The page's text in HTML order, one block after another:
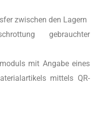
zwischen den Lagern
gebrauchter
mit Angabe eines
mittels QR-